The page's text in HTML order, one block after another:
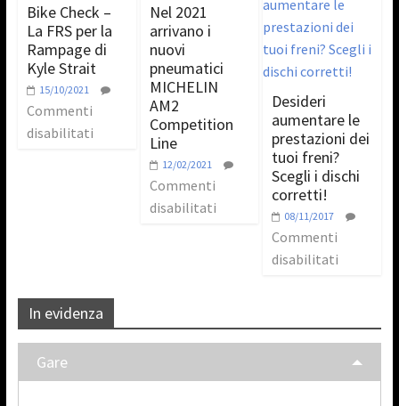
Bike Check –
La FRS per la
Rampage di
Kyle Strait
15/10/2021
Commenti
disabilitati
Nel 2021
arrivano i
nuovi
pneumatici
MICHELIN
AM2
Competition
Line
12/02/2021
Commenti
disabilitati
Desideri
aumentare le
prestazioni dei
tuoi freni?
Scegli i dischi
corretti!
08/11/2017
Commenti
disabilitati
In evidenza
Gare